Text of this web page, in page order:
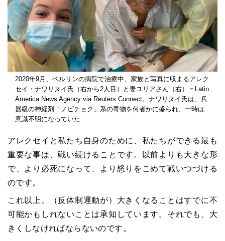
2020年9月、ベルリンの病院で治療中、家族と写真に収まるアレク
セイ・ナワリヌイ氏（右から2人目）と妻ユリアさん（右）＝Latin
America News Agency via Reuters Connect。ナワリヌイ氏は、兵
器級の神経剤「ノビチョク」系の毒物を何者かに盛られ、一時は
意識不明になっていた
アレクセイと私たち自身のために、私たちができる最も
重要な事は、戦い続けることです。以前よりも大きな形
で、より必死になって、より怒りをこめて戦いつづける
のです。
これ以上、（反体制運動が）大きくなることはすでに不
可能かもしれないことは承知しています。それでも、大
きくしなければならないのです。